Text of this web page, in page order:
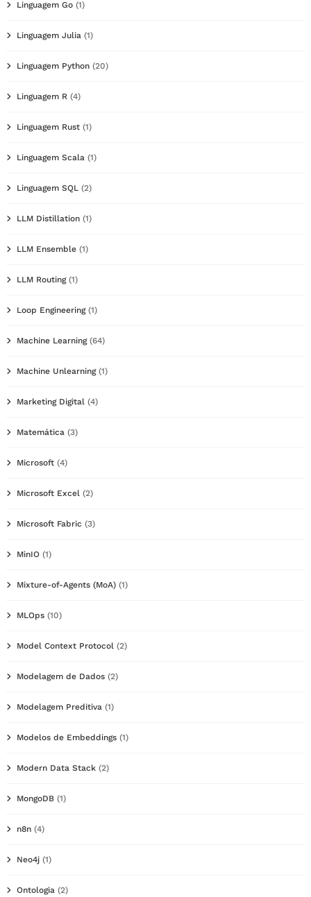
Linguagem Go (1)
Linguagem Julia (1)
Linguagem Python (20)
Linguagem R (4)
Linguagem Rust (1)
Linguagem Scala (1)
Linguagem SQL (2)
LLM Distillation (1)
LLM Ensemble (1)
LLM Routing(1)
Loop Engineering(1)
Machine Learning(64)
Machine Unlearning(1)
Marketing Digital (4)
Matemática (3)
Microsoft (4)
Microsoft Excel (2)
Microsoft Fabric (3)
MinIO (1)
Mixture-of-Agents (MoA) (1)
MLOps (10)
Model Context Protocol (2)
Modelagem de Dados (2)
Modelagem Preditiva (1)
Modelos de Embeddings (1)
Modern Data Stack (2)
MongoDB (1)
n8n (4)
Neo4j (1)
Ontologia (2)